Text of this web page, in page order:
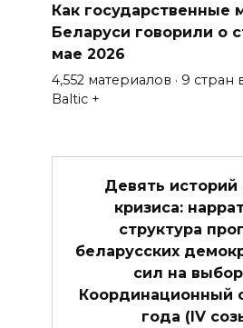
Как государственные
Беларуси говорили о
мае 2026
4,552 материалов · 9 стран
Baltic +
Девять историй
кризиса:
структура
беларусских
сил на
Координационный
года (IV